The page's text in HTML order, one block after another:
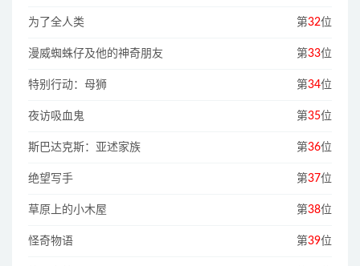
为了全人类 第32位
漫威蜘蛛仔及他的神奇朋友 第33位
特别行动：母狮 第34位
夜访吸血鬼 第35位
斯巴达克斯：亚述家族 第36位
绝望写手 第37位
草原上的小木屋 第38位
怪奇物语 第39位